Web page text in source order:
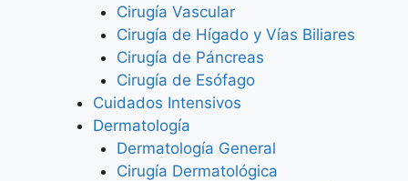
Cirugía Vascular
Cirugía de Hígado y Vías Biliares
Cirugía de Páncreas
Cirugía de Esófago
Cuidados Intensivos
Dermatología
Dermatología General
Cirugía Dermatológica